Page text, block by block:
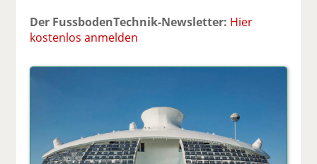
Der FussbodenTechnik-Newsletter: Hier
kostenlos anmelden